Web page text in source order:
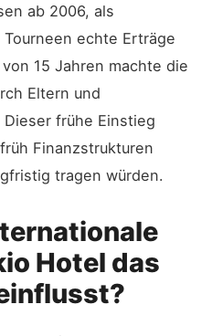
ab 2006, als
echte Erträge
15 Jahren machte die
Eltern und
frühe Einstieg
Finanzstrukturen
tragen würden.
Hotel das